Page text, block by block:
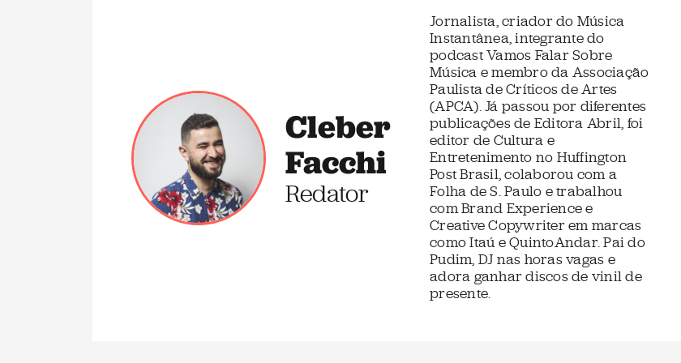
Cleber
Facchi
Redator
Jornalista, criador do Música
Instantânea, integrante do
podcast Vamos Falar Sobre
Música e membro da Associação
Paulista de Críticos de Artes
(APCA). Já passou por diferentes
publicações de Editora Abril, foi
editor de Cultura e
Entretenimento no Huffington
Post Brasil, colaborou com a
Folha de S. Paulo e trabalhou
com Brand Experience e
Creative Copywriter em marcas
como Itaú e QuintoAndar. Pai do
Pudim, DJ nas horas vagas e
adora ganhar discos de vinil de
presente.